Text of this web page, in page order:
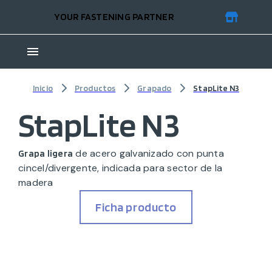
YOUR FASTENING PARTNER
Inicio Productos Grapado StapLite N3
StapLite N3
Grapa ligera de acero galvanizado con punta
cincel/divergente, indicada para sector de la
madera
Ficha producto